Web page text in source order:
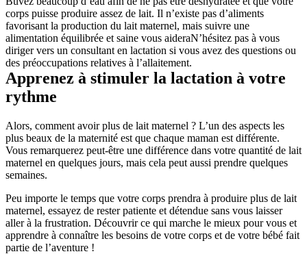
corps puisse produire assez de lait. Il n’existe pas d’aliments
favorisant la production du lait maternel, mais suivre une
alimentation équilibrée et saine vous aideraN’hésitez pas à vous
diriger vers un consultant en lactation si vous avez des questions ou
des préoccupations relatives à l’allaitement.
Apprenez à stimuler la lactation à votre
rythme
Alors, comment avoir plus de lait maternel ? L’un des aspects les
plus beaux de la maternité est que chaque maman est différente.
Vous remarquerez peut-être une différence dans votre quantité de lait
maternel en quelques jours, mais cela peut aussi prendre quelques
semaines.
Peu importe le temps que votre corps prendra à produire plus de lait
maternel, essayez de rester patiente et détendue sans vous laisser
aller à la frustration. Découvrir ce qui marche le mieux pour vous et
apprendre à connaître les besoins de votre corps et de votre bébé fait
partie de l’aventure !